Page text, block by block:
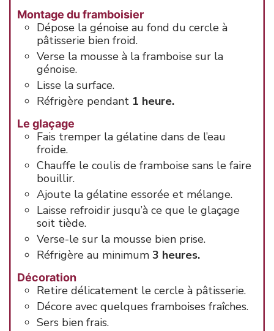
Montage du framboisier
Dépose la génoise au fond du cercle à
pâtisserie bien froid.
Verse la mousse à la framboise sur la
génoise.
Lisse la surface.
Réfrigère pendant 1 heure.
Le glaçage
Fais tremper la gélatine dans de l’eau
froide.
Chauffe le coulis de framboise sans le faire
bouillir.
Ajoute la gélatine essorée et mélange.
Laisse refroidir jusqu’à ce que le glaçage
soit tiède.
Verse-le sur la mousse bien prise.
Réfrigère au minimum 3 heures.
Décoration
Retire délicatement le cercle à pâtisserie.
Décore avec quelques framboises fraîches.
Sers bien frais.